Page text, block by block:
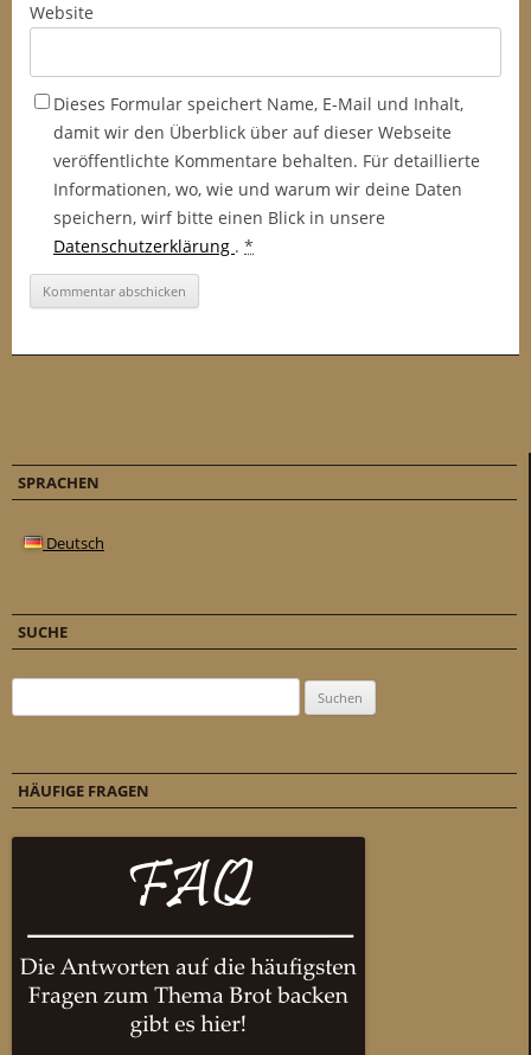
Website
Dieses Formular speichert Name, E-Mail und Inhalt,
damit wir den Überblick über auf dieser Webseite
veröffentlichte Kommentare behalten. Für detaillierte
Informationen, wo, wie und warum wir deine Daten
speichern, wirf bitte einen Blick in unsere
Datenschutzerklärung . *
SPRACHEN
Deutsch
SUCHE
HÄUFIGE FRAGEN